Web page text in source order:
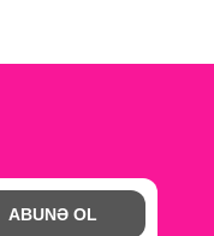
ABUNƏ OL